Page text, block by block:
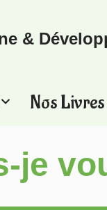
&
Nos
je